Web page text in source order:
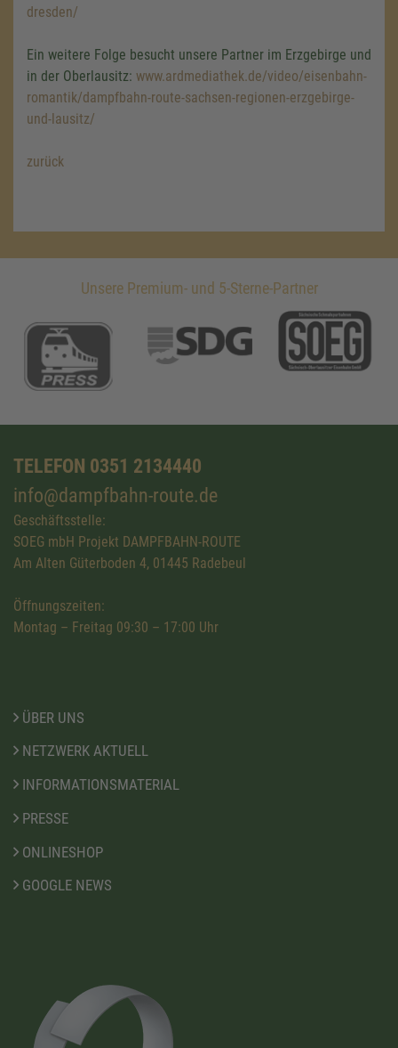
dresden/
Ein weitere Folge besucht unsere Partner im Erzgebirge und
in der Oberlausitz: www.ardmediathek.de/video/eisenbahn-
romantik/dampfbahn-route-sachsen-regionen-erzgebirge-
und-lausitz/
zurück
Unsere Premium- und 5-Sterne-Partner
TELEFON 0351 2134440
info@dampfbahn-route.de
Geschäftsstelle:
SOEG mbH Projekt DAMPFBAHN-ROUTE
Am Alten Güterboden 4, 01445 Radebeul
Öffnungszeiten:
Montag – Freitag 09:30 – 17:00 Uhr
ÜBER UNS
NETZWERK AKTUELL
INFORMATIONSMATERIAL
PRESSE
ONLINESHOP
GOOGLE NEWS